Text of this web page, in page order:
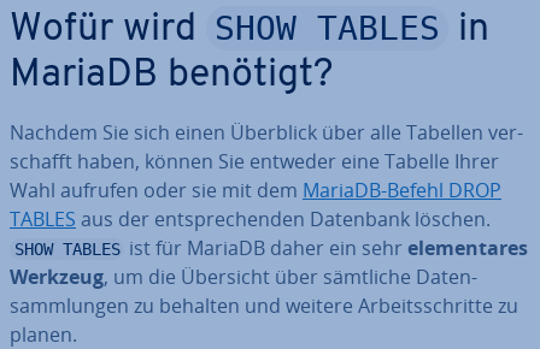
Wofür wird SHOW TABLES in
MariaDB benötigt?
Nachdem Sie sich einen Überblick über alle Tabellen ver­
schafft haben, können Sie entweder eine Tabelle Ihrer
Wahl aufrufen oder sie mit dem MariaDB-Befehl DROP
TABLES aus der ent­spre­chen­den Datenbank löschen.
SHOW TABLES ist für MariaDB daher ein sehr ele­men­ta­res
Werkzeug, um die Übersicht über sämtliche Da­ten­
samm­lun­gen zu behalten und weitere Ar­beits­schrit­te zu
planen.